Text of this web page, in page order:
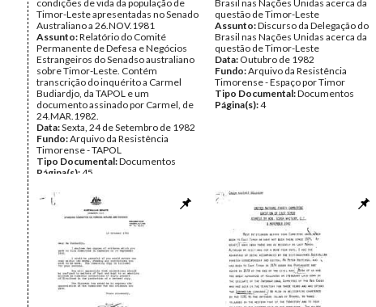
condições de vida da população de
Timor-Leste apresentadas no Senado
Australiano a 26.NOV.1981
Assunto:Relatório do Comité
Permanente de Defesa e Negócios
Estrangeiros do Senadso australiano
sobre Timor-Leste. Contém
transcrição do inquérito a Carmel
Budiardjo, da TAPOL e um
documento assinado por Carmel, de
24.MAR.1982.
Data:Sexta, 24 de Setembro de 1982
Fundo:Arquivo da Resistência
Timorense - TAPOL
Tipo Documental:Documentos
Página(s): 45
Brasil nas Nações Unidas acerca da
questão de Timor-Leste
Assunto:Discurso da Delegação do
Brasil nas Nações Unidas acerca da
questão de Timor-Leste
Data: Outubro de 1982
Fundo:Arquivo da Resistência
Timorense - Espaço por Timor
Tipo Documental:Documentos
Página(s):4